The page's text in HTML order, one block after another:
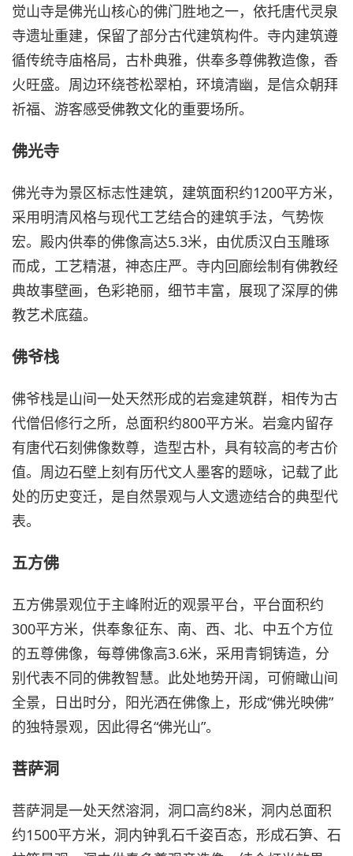
觉山寺是佛光山核心的佛门胜地之一，依托唐代灵泉
寺遗址重建，保留了部分古代建筑构件。寺内建筑遵
循传统寺庙格局，古朴典雅，供奉多尊佛教造像，香
火旺盛。周边环绕苍松翠柏，环境清幽，是信众朝拜
祈福、游客感受佛教文化的重要场所。
佛光寺
佛光寺为景区标志性建筑，建筑面积约1200平方米，
采用明清风格与现代工艺结合的建筑手法，气势恢
宏。殿内供奉的佛像高达5.3米，由优质汉白玉雕琢
而成，工艺精湛，神态庄严。寺内回廊绘制有佛教经
典故事壁画，色彩艳丽，细节丰富，展现了深厚的佛
教艺术底蕴。
佛爷栈
佛爷栈是山间一处天然形成的岩龛建筑群，相传为古
代僧侣修行之所，总面积约800平方米。岩龛内留存
有唐代石刻佛像数尊，造型古朴，具有较高的考古价
值。周边石壁上刻有历代文人墨客的题咏，记载了此
处的历史变迁，是自然景观与人文遗迹结合的典型代
表。
五方佛
五方佛景观位于主峰附近的观景平台，平台面积约
300平方米，供奉象征东、南、西、北、中五个方位
的五尊佛像，每尊佛像高3.6米，采用青铜铸造，分
别代表不同的佛教智慧。此处地势开阔，可俯瞰山间
全景，日出时分，阳光洒在佛像上，形成“佛光映佛”
的独特景观，因此得名“佛光山”。
菩萨洞
菩萨洞是一处天然溶洞，洞口高约8米，洞内总面积
约1500平方米，洞内钟乳石千姿百态，形成石笋、石